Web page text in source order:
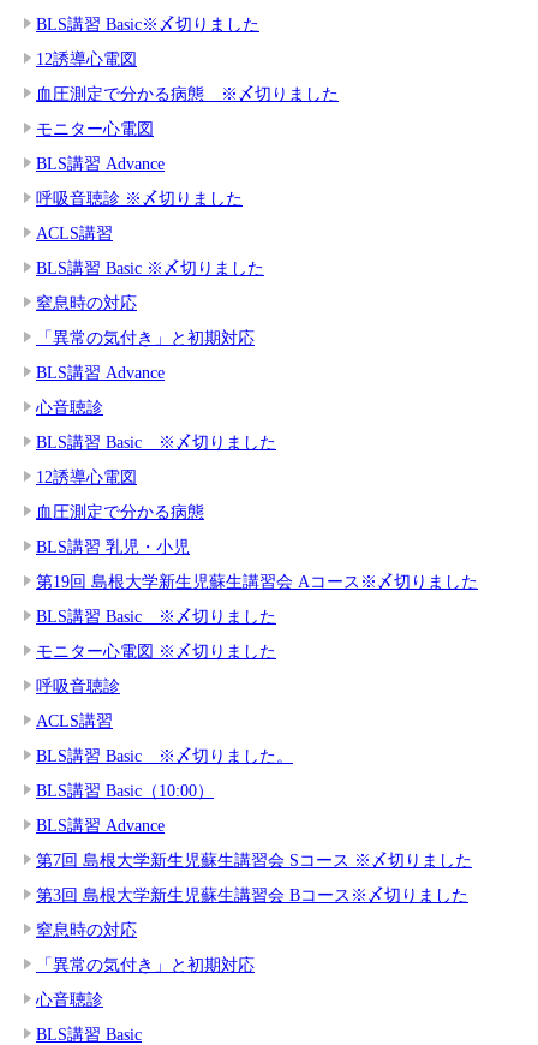
BLS講習 Basic※〆切りました
12誘導心電図
血圧測定で分かる病態 ※〆切りました
モニター心電図
BLS講習 Advance
呼吸音聴診 ※〆切りました
ACLS講習
BLS講習 Basic ※〆切りました
窒息時の対応
「異常の気付き」と初期対応
BLS講習 Advance
心音聴診
BLS講習 Basic ※〆切りました
12誘導心電図
血圧測定で分かる病態
BLS講習 乳児・小児
第19回 島根大学新生児蘇生講習会 Aコース※〆切りました
BLS講習 Basic ※〆切りました
モニター心電図 ※〆切りました
呼吸音聴診
ACLS講習
BLS講習 Basic ※〆切りました。
BLS講習 Basic（10:00）
BLS講習 Advance
第7回 島根大学新生児蘇生講習会 Sコース ※〆切りました
第3回 島根大学新生児蘇生講習会 Bコース※〆切りました
窒息時の対応
「異常の気付き」と初期対応
心音聴診
BLS講習 Basic